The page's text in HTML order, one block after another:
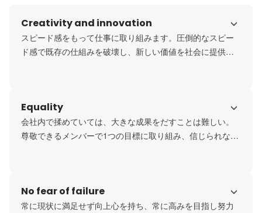
Creativity and innovation
スピード感をもって仕事に取り組みます。圧倒的なスピー
ド感で既存の仕組みを破壊し、新しい価値を社会に提供し
Equality
会社内で揉めていては、大きな成果をだすことは難しい。
尊敬できるメンバーで1つの目標に取り組み、信じられない
No fear of failure
常に現状に満足せず向上心を持ち、常に高みを目指し努力